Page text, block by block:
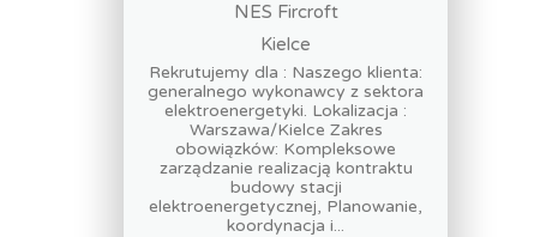
NES Fircroft
Kielce
Rekrutujemy dla : Naszego klienta:
generalnego wykonawcy z sektora
elektroenergetyki. Lokalizacja :
Warszawa/Kielce Zakres
obowiązków: Kompleksowe
zarządzanie realizacją kontraktu
budowy stacji
elektroenergetycznej, Planowanie,
koordynacja i...